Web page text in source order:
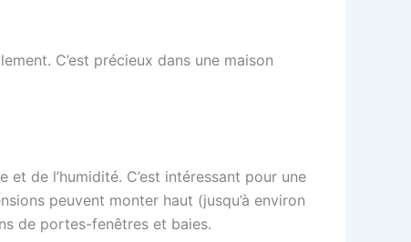
C’est précieux dans une maison
de l’humidité. C’est intéressant pour une
peuvent monter haut (jusqu’à environ
de portes-fenêtres et baies.